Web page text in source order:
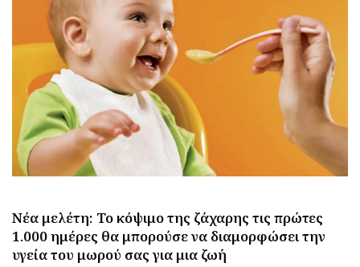
Νέα μελέτη: Το κόψιμο της ζάχαρης τις πρώτες
1.000 ημέρες θα μπορούσε να διαμορφώσει την
υγεία του μωρού σας για μια ζωή